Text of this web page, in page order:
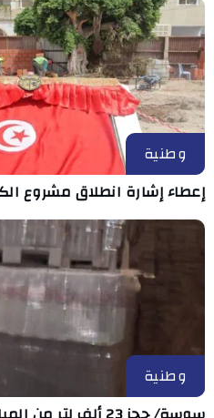
وطنية
إعطاء إشارة انطلاق مشروع
وطنية